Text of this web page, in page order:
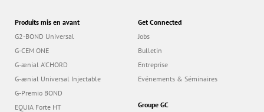
Produits mis en avant
G2-BOND Universal
G-CEM ONE
G-ænial A’CHORD
G-ænial Universal Injectable
G-Premio BOND
EQUIA Forte HT
Get Connected
Jobs
Bulletin
Entreprise
Evénements & Séminaires
Groupe GC